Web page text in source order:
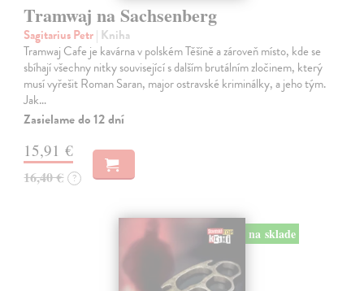
Tramwaj na Sachsenberg
Sagitarius Petr| Kniha
Tramwaj Cafe je kavárna v polském Těšíně a zároveň místo, kde se
sbíhají všechny nitky související s dalším brutálním zločinem, který
musí vyřešit Roman Saran, major ostravské kriminálky, a jeho tým.
Jak…
Zasielame do 12 dní
15,91 €
16,40 € ?
na sklade